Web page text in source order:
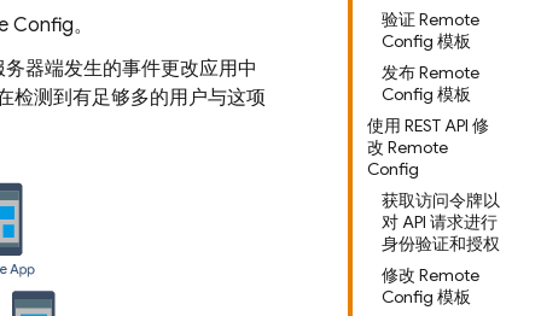
验证 Remote
Config 模板
发布 Remote
Config 模板
使用 REST API 修
改 Remote
Config
获取访问令牌以
对 API 请求进行
身份验证和授权
修改 Remote
Config 模板
Config。
器端发生的事件更改应用中
检测到有足够多的用户与这项